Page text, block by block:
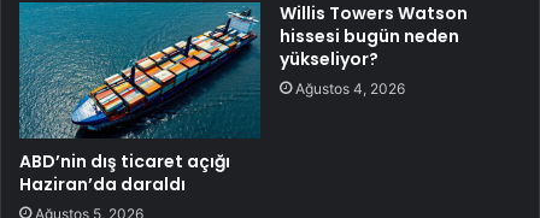
ABD’nin dış ticaret açığı
Haziran’da daraldı
Ağustos 5, 2026
Willis Towers Watson
hissesi bugün neden
yükseliyor?
Ağustos 4, 2026